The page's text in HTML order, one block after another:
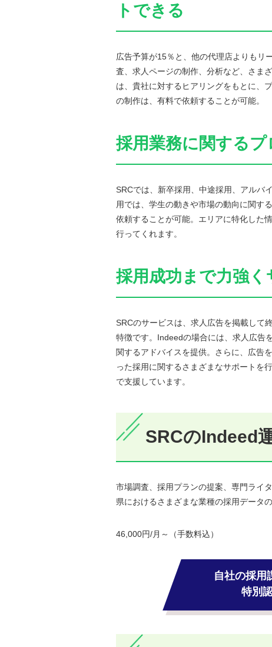
トできる
広告予算が15％と、他の代理店よりもリ
査、求人ページの制作、分析など、さま
は、貴社に対するヒアリングをもとに、
の制作は、有料で依頼することが可能。
採用業務に関するプ
SRCでは、新卒採用、中途採用、アルバ
用では、学生の動きや市場の動向に関す
依頼することが可能。エリアに特化した
行ってくれます。
採用成功まで力強く
SRCのサービスは、求人広告を掲載して
特徴です。Indeedの場合には、求人広告
関するアドバイスを提供。さらに、広告
った採用に関するさまざまなサポートを
で支援しています。
SRCのIndeed
市場調査、採用プランの提案、専門ライ
県におけるさまざまな業種の採用データ
46,000円/月～（手数料込）
自社の採用
特別